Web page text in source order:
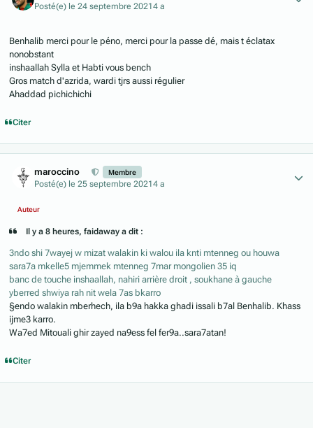
Posté(e) le 24 septembre 20214 a
Benhalib merci pour le péno, merci pour la passe dé, mais t éclatax
nonobstant
inshaallah Sylla et Habti vous bench
Gros match d'azrida, wardi tjrs aussi régulier
Ahaddad pichichichi
Citer
maroccino Membre
Posté(e) le 25 septembre 20214 a
Auteur
Il y a 8 heures, faidaway a dit :
3ndo shi 7wayej w mizat walakin ki walou ila knti mtenneg ou houwa
sara7a mkelle5 mjemmek mtenneg 7mar mongolien 35 iq
banc de touche inshaallah, nahiri arrière droit , soukhane à gauche
yberred shwiya rah nit wela 7as bkarro
§endo walakin mberhech, ila b9a hakka ghadi issali b7al Benhalib. Khass
ijme3 karro.
Wa7ed Mitouali ghir zayed na9ess fel fer9a..sara7atan!
Citer